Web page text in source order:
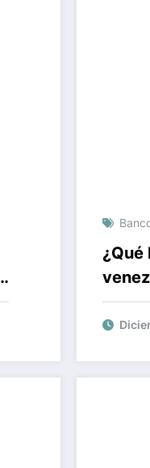
¿Qué